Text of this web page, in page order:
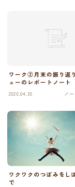
ワーク②月末の振り返
ューのレポートノート
2020.04.30 ノ
ワクワクのつぼみをし
で